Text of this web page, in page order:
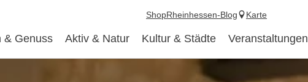
& Genuss Aktiv & Natur Kultur & Städte Veranstaltungen
ShopRheinhessen-Blog Karte